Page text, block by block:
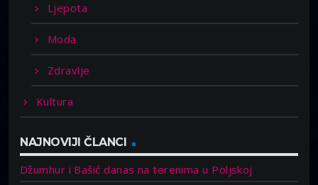
Ljepota
Moda
Zdravlje
Kultura
NAJNOVIJI ČLANCI
Džumhur i Bašić danas na terenima u Poljskoj